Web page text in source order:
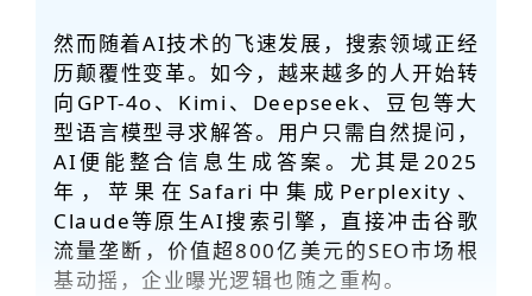
然而随着AI技术的飞速发展，搜索领域正经
历颠覆性变革。如今，越来越多的人开始转
向GPT-4o、Kimi、Deepseek、豆包等大
型语言模型寻求解答。用户只需自然提问，
AI便能整合信息生成答案。尤其是2025
年，苹果在Safari中集成Perplexity、
Claude等原生AI搜索引擎，直接冲击谷歌
流量垄断，价值超800亿美元的SEO市场根
基动摇，企业曝光逻辑也随之重构。